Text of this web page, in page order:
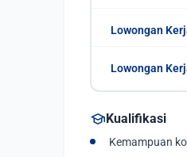
Lowongan
Lowongan
schoolKualifikasi
Kemampuan